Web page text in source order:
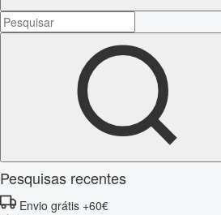
Pesquisas recentes
Envio grátis +60€